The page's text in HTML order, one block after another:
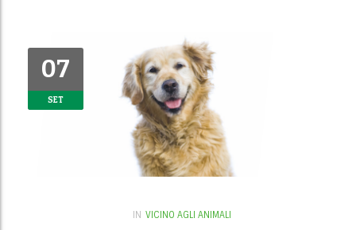
07
SET
07
SET
IN VICINO AGLI ANIMALI